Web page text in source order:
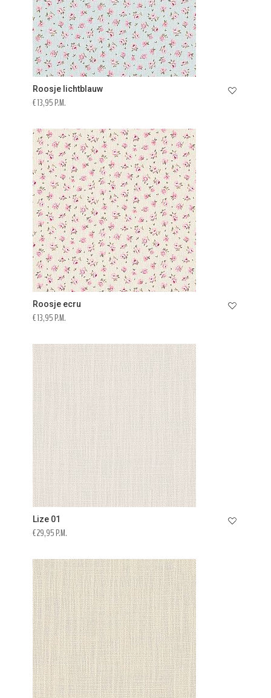
Roosje lichtblauw
€ 13,95 P.M.
Roosje ecru
€ 13,95 P.M.
Lize 01
€ 29,95 P.M.